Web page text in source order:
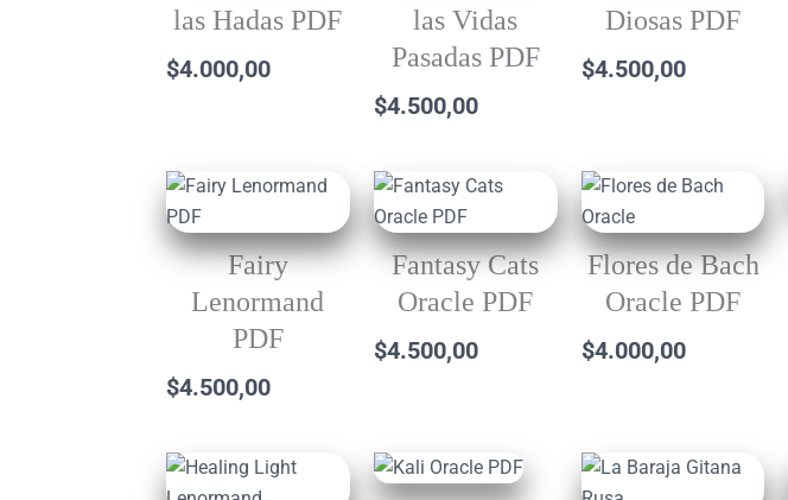
las Hadas PDF
$4.000,00
las Vidas
Pasadas PDF
$4.500,00
Diosas PDF
$4.500,00
Fairy
Lenormand
PDF
$4.500,00
Fantasy Cats
Oracle PDF
$4.500,00
Flores de Bach
Oracle PDF
$4.000,00